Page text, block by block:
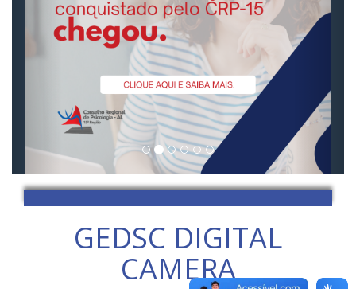
GEDSC DIGITAL
CAMERA